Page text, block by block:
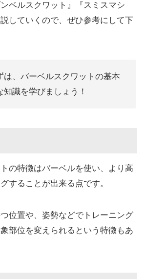
ベルスクワット』『スミスマシ
していくので、ぜひ参考にして下
は、バーベルスクワットの基本
知識を学びましょう！
の特徴はバーベルを使い、より高
することが出来る点です。
位置や、姿勢などでトレーニング
部位を変えられるという特徴もあ